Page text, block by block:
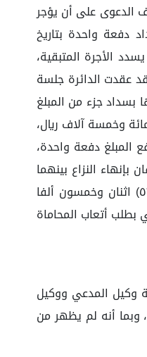
دعوى إلى المحكمة التجارية بالدمام ذكر فيها: إنه بتاريخ ١٤٤١/١٢/٢٩هـ اتفق أطراف الدعوى على أن يؤجر
ريال، على أن يكون السداد دفعة واحدة بتاريخ
وانتهى العقد، ولم يسدد الأجرة المتبقية،
سنداً لطلبه فواتير عددها (١٩) على مطبوعات المدعية، وقد عقدت الدائرة جلسة
بسداد جزء من المبلغ
وقدره (٣٠,٠٠٠) ثلاثون ألف ريال وذلك بتاريخ ١٤ /٠٤ /٢٠٢٣م. علما بأن المدعى عليها بصدد دفع المتبقي من المبلغ الإجمالي وقدره (١٠٥,٠٠٠) مائة وخمسة آلاف ريال،
المبلغ دفعة واحدة،
النزاع بينهما
صلحاً وذلك بأن تدفع المدعى عليها للمدعية مبلغاً قدره (١٠٥.٠٠٠)مائة وخمسة آلاف ريال على دفعتين تحل الدفعة الأولى بتاريخ ٢٠٢٣/٠٦/٠١م بمبلغ قدره (٥٢.٥٠٠) اثنان وخمسون ألفا
بحق المدعي بطلب أتعاب المحاماة
وكيل المدعي ووكيل
وبما أنه لم يظهر من